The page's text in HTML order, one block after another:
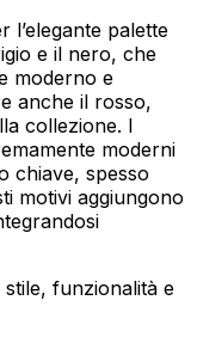
l’elegante palette
e il nero, che
moderno e
anche il rosso,
collezione. I
moderni
chiave, spesso
motivi aggiungono
funzionalità e